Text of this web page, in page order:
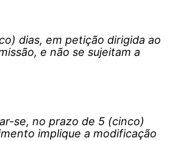
dias, em petição dirigida ao
e não se sujeitam a
se, no prazo de 5 (cinco)
implique a modificação